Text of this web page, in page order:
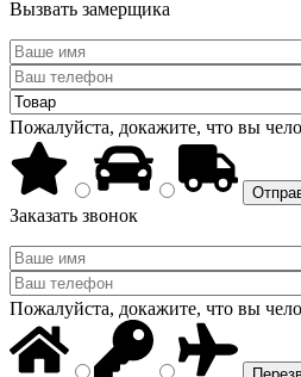
Вызвать замерщика
Пожалуйста, докажите, что вы
Заказать звонок
Пожалуйста, докажите, что вы